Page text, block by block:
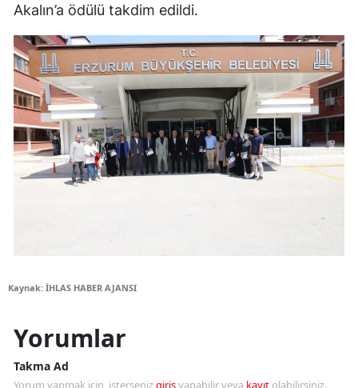
Akalın’a ödülü takdim edildi.
Kaynak: İHLAS HABER AJANSI
Yorumlar
Takma Ad
Yorum yapmak için, istersenizgirişyapabilir veya kayıt olabilirsiniz.